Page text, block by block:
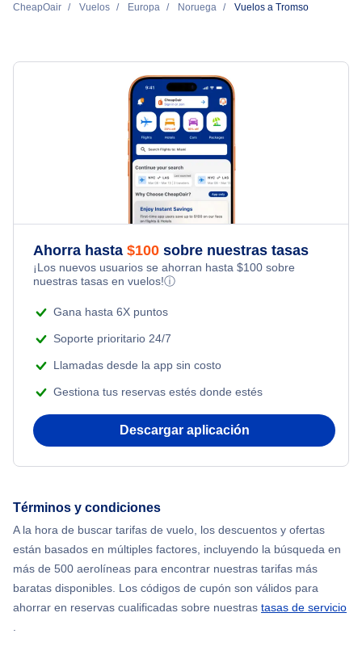
Norwegian Air Shuttle
CheapOair Vuelos Europa Noruega Vuelos a Tromso
Ahorra hasta $100 sobre nuestras tasas
¡Los nuevos usuarios se ahorran hasta $100 sobre
nuestras tasas en vuelos!ⓘ
Gana hasta 6X puntos
Soporte prioritario 24/7
Llamadas desde la app sin costo
Gestiona tus reservas estés donde estés
Descargar aplicación
Términos y condiciones
A la hora de buscar tarifas de vuelo, los descuentos y ofertas
están basados en múltiples factores, incluyendo la búsqueda en
más de 500 aerolíneas para encontrar nuestras tarifas más
baratas disponibles. Los códigos de cupón son válidos para
ahorrar en reservas cualificadas sobre nuestras tasas de servicio
.